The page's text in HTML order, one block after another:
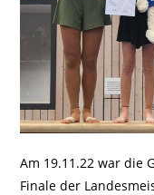
Am 19.11.22 war die
Finale der